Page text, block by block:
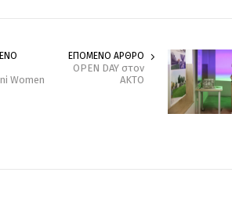
Women
ΕΠΟΜΕΝΟ ΑΡΘΡΟ
OPEN DAY στον
ΑΚΤΟ